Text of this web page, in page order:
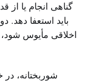
گناهی انجام یا
باید استعفا دهد.
اخلاقی مأیوس شود،
شوربختانه، در